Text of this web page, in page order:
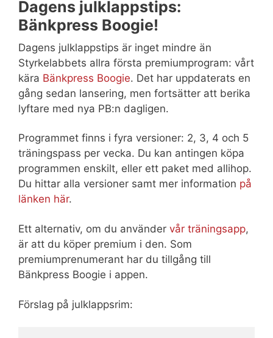
Dagens julklappstips:
Bänkpress Boogie!
Dagens julklappstips är inget mindre än
Styrkelabbets allra första premiumprogram: vårt
kära Bänkpress Boogie. Det har uppdaterats en
gång sedan lansering, men fortsätter att berika
lyftare med nya PB:n dagligen.
Programmet finns i fyra versioner: 2, 3, 4 och 5
träningspass per vecka. Du kan antingen köpa
programmen enskilt, eller ett paket med allihop.
Du hittar alla versioner samt mer information på
länken här.
Ett alternativ, om du använder vår träningsapp,
är att du köper premium i den. Som
premiumprenumerant har du tillgång till
Bänkpress Boogie i appen.
Förslag på julklappsrim: